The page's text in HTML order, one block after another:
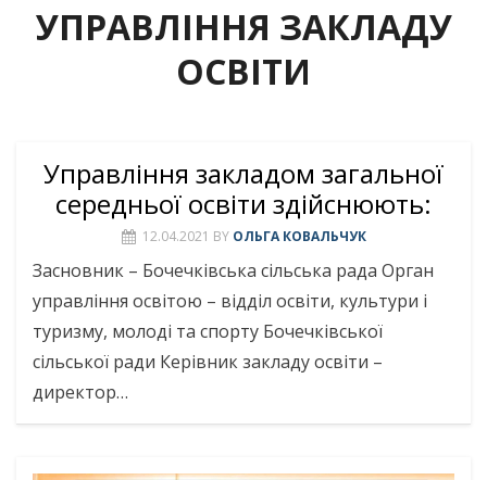
УПРАВЛІННЯ ЗАКЛАДУ
ОСВІТИ
Управління закладом загальної
середньої освіти здійснюють:
12.04.2021 BY ОЛЬГА КОВАЛЬЧУК
Засновник – Бочечківська сільська рада Орган
управління освітою – відділ освіти, культури і
туризму, молоді та спорту Бочечківської
сільської ради Керівник закладу освіти –
директор…